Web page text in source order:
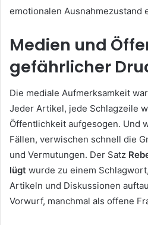
emotionalen Ausnahmezustand
Medien und
gefährlicher
Die mediale Aufmerksamkeit
Jeder Artikel, jede Schlagzeile
Öffentlichkeit aufgesogen. Und
Fällen, verwischen schnell die
und Vermutungen. Der Satz
lügt wurde zu einem
Artikeln und Diskussionen
Vorwurf, manchmal als offene